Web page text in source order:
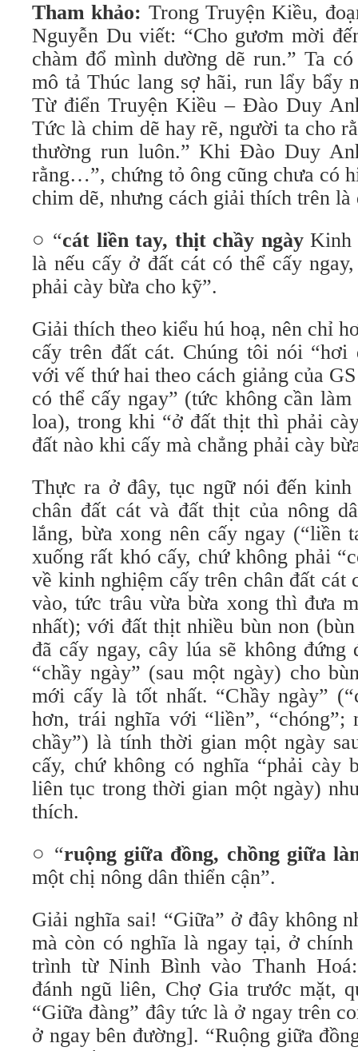
Tham khảo: Trong Truyện Kiều,
Nguyễn Du viết: “Cho gươm mời
chàm đổ mình dường dẽ run.” Ta
mô tả Thúc lang sợ hãi, run lẩy bẩy
Từ điển Truyện Kiều – Đào Duy
Tức là chim dẽ hay rẽ, người ta cho
thường run luôn.” Khi Đào Duy
rằng…”, chứng tỏ ông cũng chưa có
chim dẽ, nhưng cách giải thích trên là
○ “cát liền tay, thịt chầy ngàyKinh
là nếu cấy ở đất cát có thể cấy
phải cày bừa cho kỹ”.
Giải thích theo kiểu hú hoạ, nên chỉ
cấy trên đất cát. Chúng tôi nói “hơi
với vế thứ hai theo cách giảng của
có thể cấy ngay” (tức không cần
loa), trong khi “ở đất thịt thì phải
đất nào khi cấy mà chẳng phải cày
Thực ra ở đây, tục ngữ nói đến kinh
chân đất cát và đất thịt của nông
lắng, bừa xong nên cấy ngay (“liền
xuống rất khó cấy, chứ không phải
về kinh nghiệm cấy trên chân đất cát
vào, tức trâu vừa bừa xong thì đưa
nhất); với đất thịt nhiều bùn non
đã cấy ngay, cây lúa sẽ không đứng
“chầy ngày” (sau một ngày) cho
mới cấy là tốt nhất. “Chầy ngày”
hơn, trái nghĩa với “liền”, “chóng”;
chầy”) là tính thời gian một ngày
cấy, chứ không có nghĩa “phải cày
liên tục trong thời gian một ngày)
thích.
○ “ruộng giữa đồng, chồng giữa
một chị nông dân thiển cận”.
Giải nghĩa sai! “Giữa” ở đây không
mà còn có nghĩa là ngay tại, ở
trình từ Ninh Bình vào Thanh
đánh ngũ liên, Chợ Gia trước mặt,
“Giữa đàng” đây tức là ở ngay trên
ở ngay bên đường]. “Ruộng giữa